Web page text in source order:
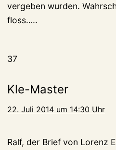
vergeben wurden.
floss…..
37
Kle-Master
22. Juli 2014 um 14:30 Uhr
Ralf, der Brief von Lorenz